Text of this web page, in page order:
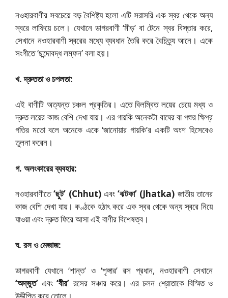
নওহারবাণীর সবচেয়ে বড় বৈশিষ্ট্য হলো এটি সরাসরি এক স্বর থেকে অন্য
স্বরে লাফিয়ে চলে। যেখানে ডাগরবাণী ‘মীড়’ বা টেনে স্বর বিস্তার করে,
সেখানে নওহারবাণী স্বরের মধ্যে ব্যবধান তৈরি করে বৈচিত্র্য আনে। একে
সংগীতে ‘ছন্দোবদ্ধ লম্ফন’ বলা হয়।
খ. দ্রুততা ও চপলতা:
এই বাণীটি অত্যন্ত চঞ্চল প্রকৃতির। এতে বিলম্বিত লয়ের চেয়ে মধ্য ও
দ্রুত লয়ের কাজ বেশি দেখা যায়। এর গায়কি অনেকটা বাঘের বা পশুর ক্ষিপ্র
গতির মতো বলে অনেকে একে ‘জানোয়ার গায়কি’র একটি অংশ হিসেবেও
তুলনা করেন।
গ. অলংকারের ব্যবহার:
নওহারবাণীতে‘ছুট’ (Chhut)এবং‘ঝটকা’ (Jhatka) জাতীয় তানের
কাজ বেশি দেখা যায়। কণ্ঠকে হঠাৎ করে এক স্বর থেকে অন্য স্বরে নিয়ে
যাওয়া এবং দ্রুত ফিরে আসা এই বাণীর বিশেষত্ব।
ঘ. রস ও মেজাজ:
ডাগরবাণী যেখানে ‘শান্ত’ ও ‘শৃঙ্গার’ রস প্রধান, নওহারবাণী সেখানে
‘অদ্ভুত’ এবং‘বীর’ রসের সঞ্চার করে। এর চলন শ্রোতাকে বিস্মিত ও